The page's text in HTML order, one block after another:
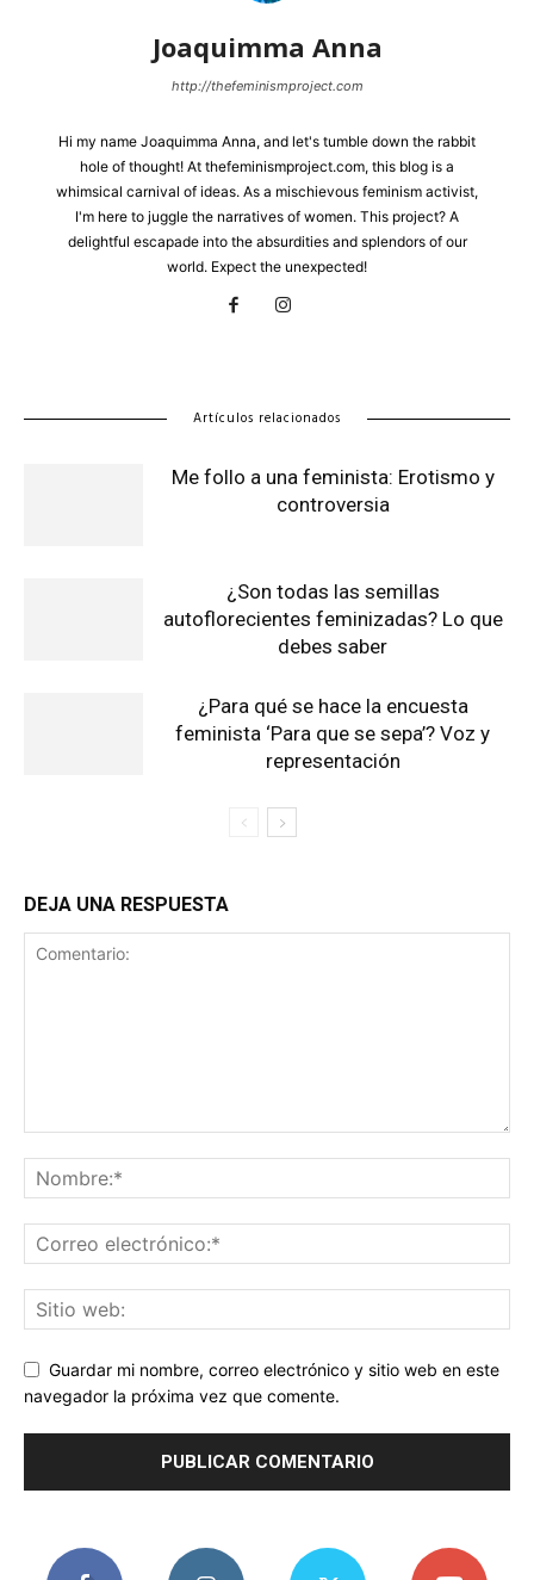
Joaquimma Anna
http://thefeminismproject.com
Hi my name Joaquimma Anna, and let's tumble down the rabbit
hole of thought! At thefeminismproject.com, this blog is a
whimsical carnival of ideas. As a mischievous feminism activist,
I'm here to juggle the narratives of women. This project? A
delightful escapade into the absurdities and splendors of our
world. Expect the unexpected!
Artículos relacionados
Me follo a una feminista: Erotismo y
controversia
¿Son todas las semillas
autoflorecientes feminizadas? Lo que
debes saber
¿Para qué se hace la encuesta
feminista ‘Para que se sepa’? Voz y
representación
DEJA UNA RESPUESTA
Guardar mi nombre, correo electrónico y sitio web en este
navegador la próxima vez que comente.